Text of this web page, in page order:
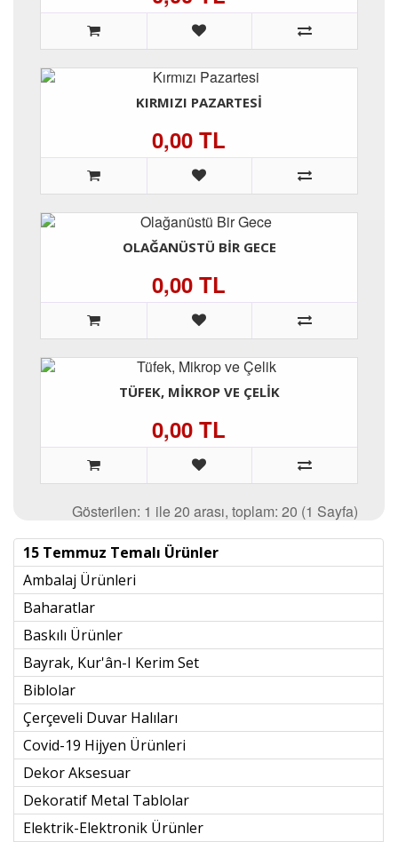
KIRMIZI PAZARTESI
0,00 TL
OLAĞANÜSTÜ BIR GECE
0,00 TL
TÜFEK, MIKROP VE ÇELIK
0,00 TL
Gösterilen: 1 ile 20 arası, toplam: 20 (1 Sayfa)
15 Temmuz Temalı Ürünler
Ambalaj Ürünleri
Baharatlar
Baskılı Ürünler
Bayrak, Kur'ân-I Kerim Set
Biblolar
Çerçeveli Duvar Halıları
Covid-19 Hijyen Ürünleri
Dekor Aksesuar
Dekoratif Metal Tablolar
Elektrik-Elektronik Ürünler